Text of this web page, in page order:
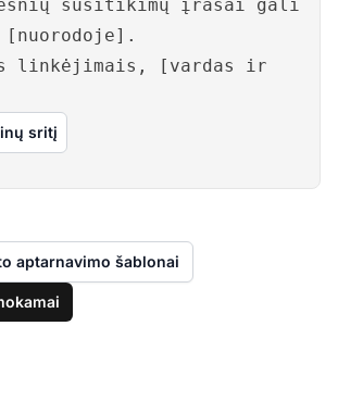
susitikimų įrašai gali
linkėjimais, [vardas ir
sritį
aptarnavimo šablonai